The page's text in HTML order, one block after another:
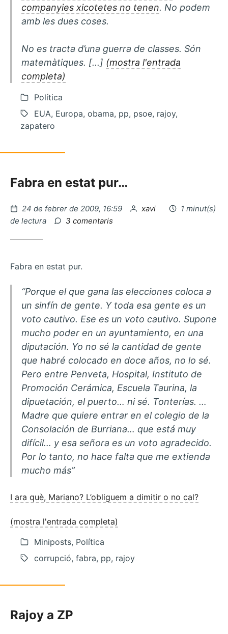
companyies xicotetes no tenen. No podem
amb les dues coses.
No es tracta d’una guerra de classes. Són
matemàtiques. [...] (mostra l'entrada
completa)
Política
EUA, Europa, obama, pp, psoe, rajoy,
zapatero
Fabra en estat pur…
Publicat
el
24 de febrer de 2009, 16:59 per
xavi
1 minut(s)
de lectura
3 comentaris
social
Fabra en estat pur.
“Porque el que gana las elecciones coloca a
un sinfín de gente. Y toda esa gente es un
voto cautivo. Ese es un voto cautivo. Supone
mucho poder en un ayuntamiento, en una
diputación. Yo no sé la cantidad de gente
que habré colocado en doce años, no lo sé.
Pero entre Penveta, Hospital, Instituto de
Promoción Cerámica, Escuela Taurina, la
dipuetación, el puerto… ni sé. Tonterías. …
Madre que quiere entrar en el colegio de la
Consolación de Burriana… que está muy
difícil… y esa señora es un voto agradecido.
Por lo tanto, no hace falta que me extienda
mucho más”
I ara què, Mariano? L’obliguem a dimitir o no cal?
(mostra l'entrada completa)
Miniposts, Política
corrupció, fabra, pp, rajoy
Rajoy a ZP